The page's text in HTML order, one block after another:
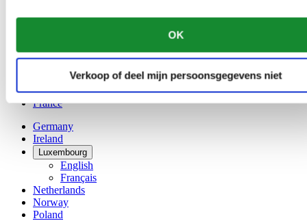
OK
Verkoop of deel mijn persoonsgegevens niet
English
Denmark
Finland
France
Germany
Ireland
Luxembourg
English
Français
Netherlands
Norway
Poland